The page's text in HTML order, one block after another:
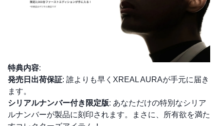
特典内容:
発売日出荷保証: 誰よりも早くXREAL AURAが手元に届き
ます。
シリアルナンバー付き限定版: あなただけの特別なシリア
ルナンバーが製品に刻印されます。まさに、所有欲を満た